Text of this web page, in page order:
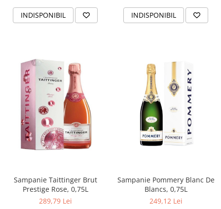
INDISPONIBIL INDISPONIBIL
Sampanie Taittinger Brut
Prestige Rose, 0,75L
289,79 Lei
Sampanie Pommery Blanc De
Blancs, 0,75L
249,12 Lei